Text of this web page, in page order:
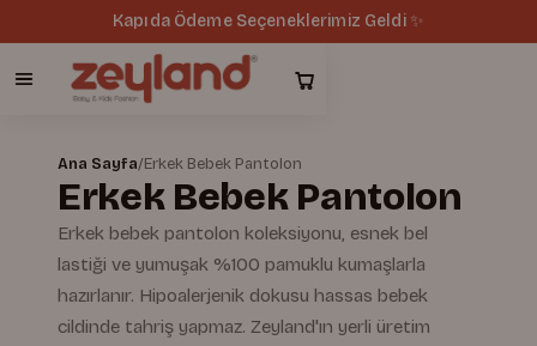
Kapıda Ödeme Seçeneklerimiz Geldi ✨
Ana Sayfa/Erkek Bebek Pantolon
Erkek Bebek Pantolon
Erkek bebek pantolon koleksiyonu, esnek bel
lastiği ve yumuşak %100 pamuklu kumaşlarla
hazırlanır. Hipoalerjenik dokusu hassas bebek
cildinde tahriş yapmaz. Zeyland'ın yerli üretim